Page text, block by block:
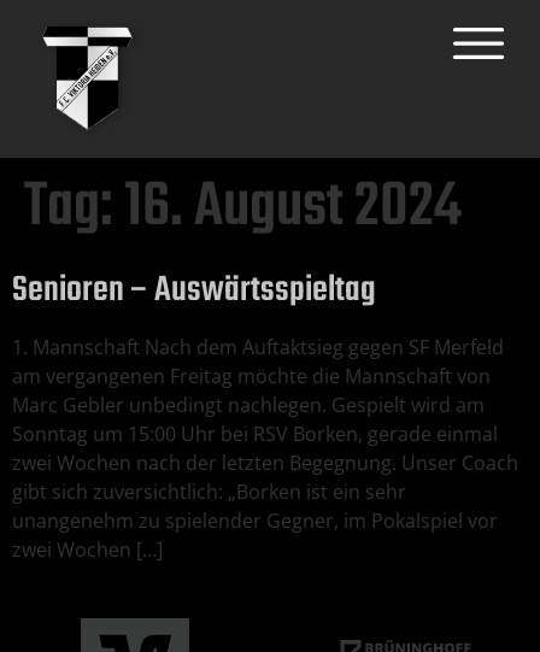
Tag:16. August 2024
Senioren – Auswärtsspieltag
1. Mannschaft Nach dem Auftaktsieg gegen SF Merfeld
am vergangenen Freitag möchte die Mannschaft von
Marc Gebler unbedingt nachlegen. Gespielt wird am
Sonntag um 15:00 Uhr bei RSV Borken, gerade einmal
zwei Wochen nach der letzten Begegnung. Unser Coach
gibt sich zuversichtlich: „Borken ist ein sehr
unangenehm zu spielender Gegner, im Pokalspiel vor
zwei Wochen […]